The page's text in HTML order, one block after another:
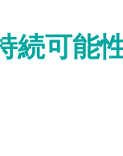
続可能